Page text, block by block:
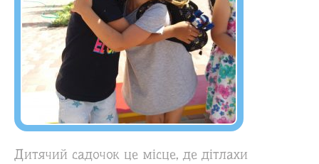
Дитячий садочок це місце, де дітлахи